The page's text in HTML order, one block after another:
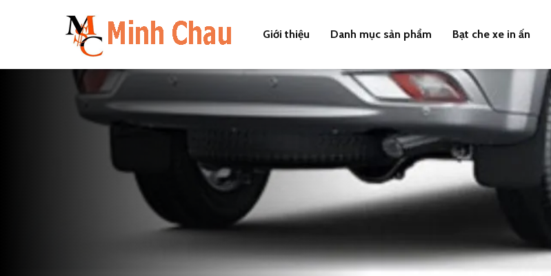
Giới thiệu Danh mục sản phẩm Bạt che xe in ấn